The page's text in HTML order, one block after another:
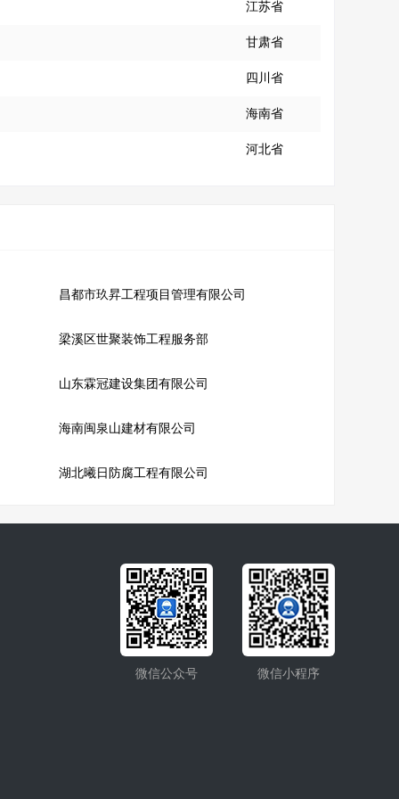
江苏省
甘肃省
四川省
海南省
河北省
昌都市玖昇工程项目管理有限公司
梁溪区世聚装饰工程服务部
山东霖冠建设集团有限公司
海南闽泉山建材有限公司
湖北曦日防腐工程有限公司
微信公众号 微信小程序